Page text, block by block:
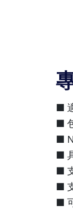
■
■
■
■
■
■
■